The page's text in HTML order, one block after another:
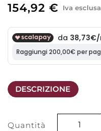
154,92 € Iva esclusa
DESCRIZIONE
Quantità